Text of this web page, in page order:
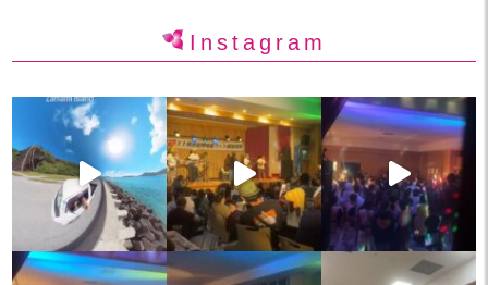
Instagram